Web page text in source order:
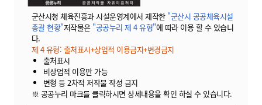
군산시청 체육진흥과 시설운영계에서 제작한 "군산시 공공체육시설
총괄 현황"저작물은 "공공누리 제 4 유형"에 따라 이용 할 수 있습니
다.
제 4 유형: 출처표시+상업적 이용금지+변경금지
출처표시
비상업적 이용만 가능
변형 등 2차적 저작물 작성 금지
※ 공공누리 마크를 클릭하시면 상세내용을 확인 하실 수 있습니다.